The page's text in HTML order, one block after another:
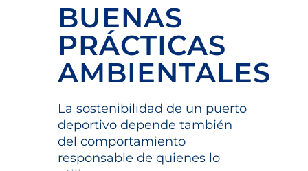
BUENAS
PRÁCTICAS
AMBIENTALES
La sostenibilidad de un puerto
deportivo depende también
del comportamiento
responsable de quienes lo